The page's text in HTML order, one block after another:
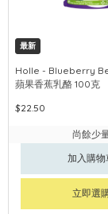
最新
Holle - Blueberry
蘋果香蕉乳酪 100克
$22.50
尚餘少
加入購物
立即選